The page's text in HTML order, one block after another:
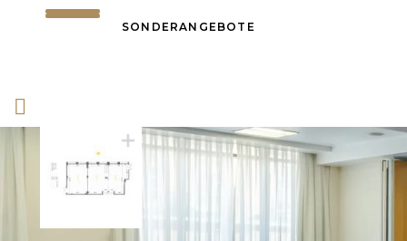
SONDERANGEBOTE